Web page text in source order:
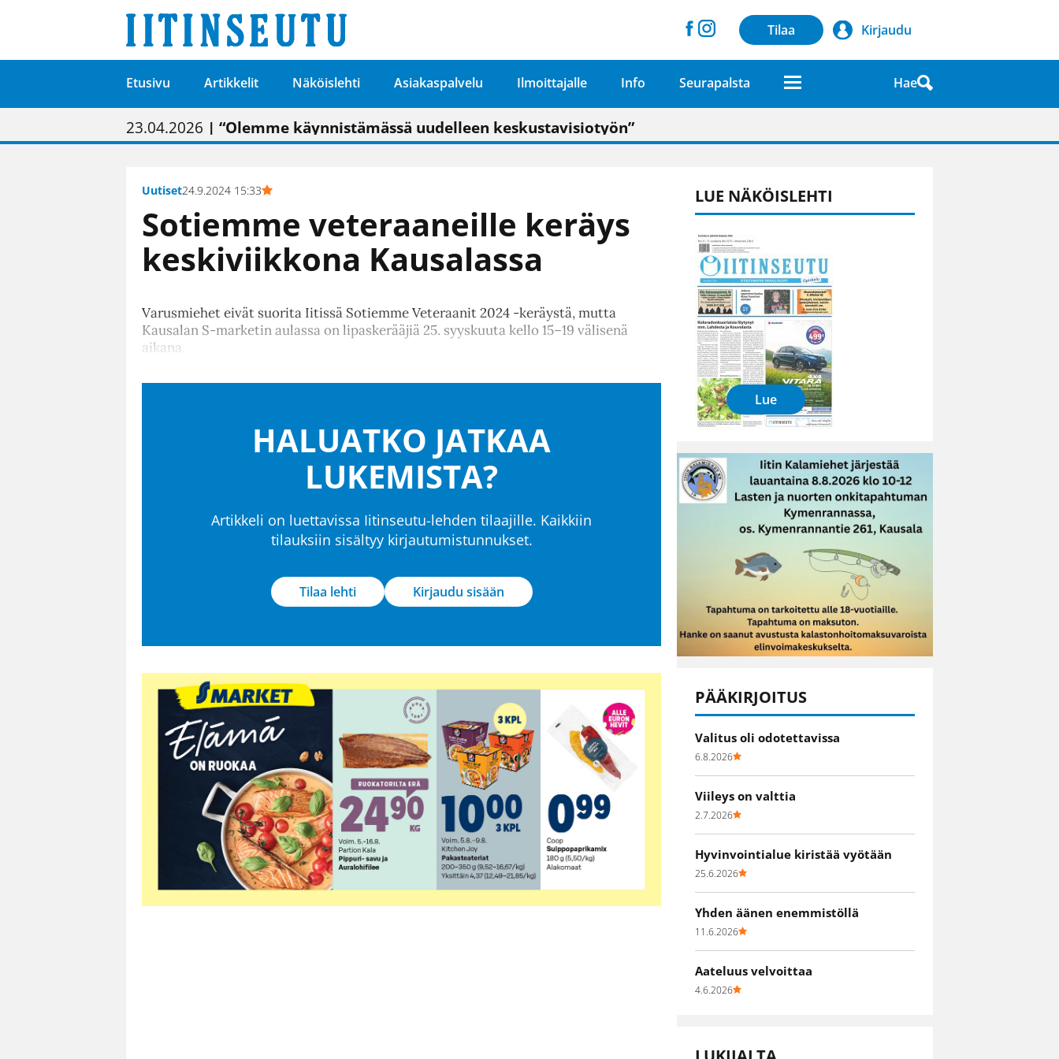
Tilaa Kirjaudu
Etusivu Artikkelit Näköislehti Asiakaspalvelu Ilmoittajalle Info Seurapalsta Hae
01.02.2026 | Painon vaihtumisen pitäisi näkyä hieman parempana painojäljen laatuna lehdessä
05.02.2026 | Uudistettu kunnantalo on valoisa
23.04.2026 | “Olemme käynnistämässä uudelleen keskustavisiotyön”
09.05.2026| "Maalla on totuttu elämään omavaraisemmin kuin kaupungissa"
Uutiset24.9.2024 15:33
Sotiemme veteraaneille keräys
keskiviikkona Kausalassa
Varusmiehet eivät suorita Iitissä Sotiemme Veteraanit 2024 -keräystä, mutta
Kausalan S-marketin aulassa on lipaskerääjiä 25. syyskuuta kello 15–19 välisenä
aikana.
HALUATKO JATKAA
LUKEMISTA?
Artikkeli on luettavissa Iitinseutu-lehden tilaajille. Kaikkiin
tilauksiin sisältyy kirjautumistunnukset.
Tilaa lehti Kirjaudu sisään
LUE NÄKÖISLEHTI
Lue
PÄÄKIRJOITUS
Valitus oli odotettavissa
6.8.2026
Viileys on valttia
2.7.2026
Hyvinvointialue kiristää vyötään
25.6.2026
Yhden äänen enemmistöllä
11.6.2026
Aateluus velvoittaa
4.6.2026